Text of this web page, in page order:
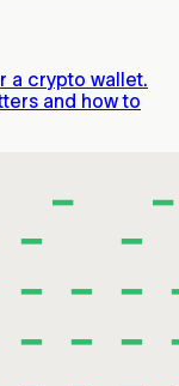
a crypto wallet.
and how to